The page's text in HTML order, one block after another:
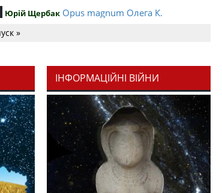
Юрій Щербак Opus magnum Олега К.
Журавель і синиця як уособлення
й тактики
»
ІНФОРМАЦІЙНІ ВІЙНИ